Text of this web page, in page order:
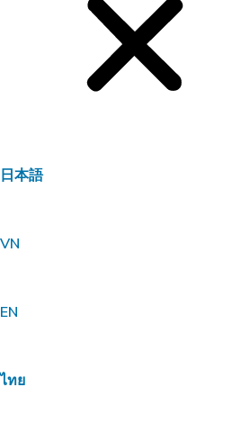
日本語
VN
EN
ไทย